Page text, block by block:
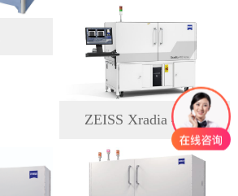
ZEISS Xradia 410...